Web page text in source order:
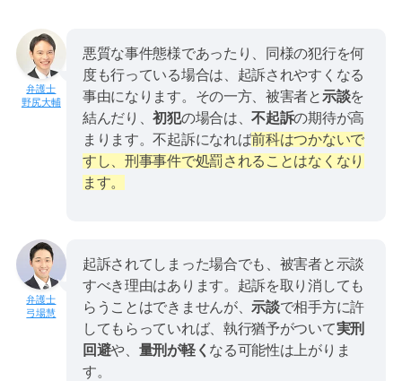
野尻大輔
悪質な事件態様であったり、同様の犯行を何
度も行っている場合は、起訴されやすくなる
事由になります。その一方、被害者と示談を
結んだり、初犯の場合は、不起訴の期待が高
まります。不起訴になれば前科はつかないで
すし、刑事事件で処罰されることはなくなり
ます。
弓場慧
起訴されてしまった場合でも、被害者と示談
すべき理由はあります。起訴を取り消しても
らうことはできませんが、示談で相手方に許
してもらっていれば、執行猶予がついて実刑
回避や、 量刑が軽く なる可能性は上がりま
す。